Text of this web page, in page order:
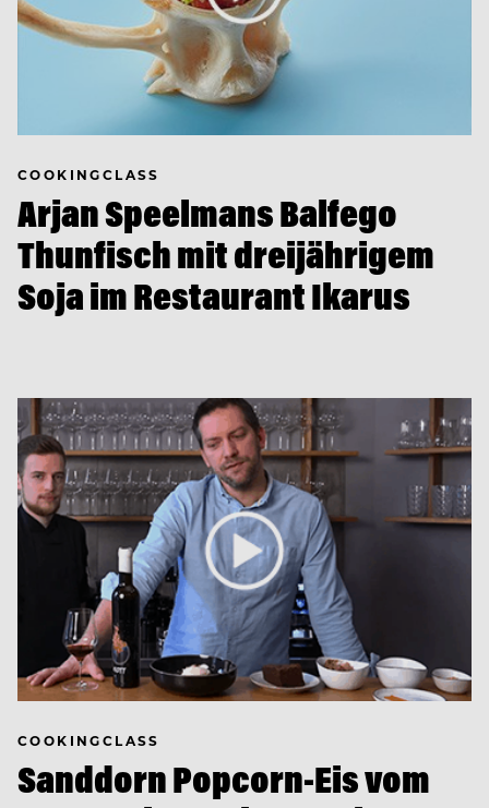
COOKINGCLASS
Arjan Speelmans Balfego
Thunfisch mit dreijährigem
Soja im Restaurant Ikarus
COOKINGCLASS
Sanddorn Popcorn-Eis vom